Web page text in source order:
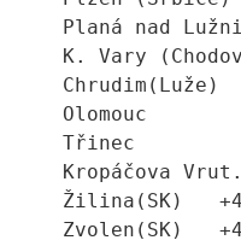
Planá nad
K. Vary
Chrudim(Luže)
Olomouc
Třinec
Kropáčova
Žilina(SK)
Zvolen(SK)